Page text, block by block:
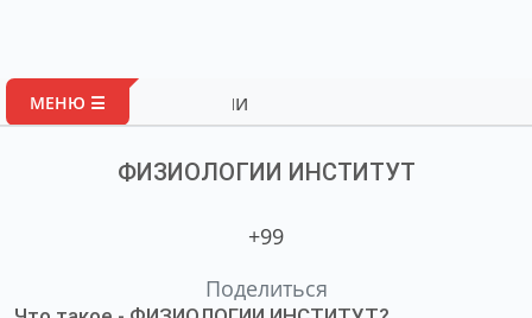
МЕНЮ ☰
ФИЗИОЛОГИИ ИНСТИТУТ
+99
Поделиться